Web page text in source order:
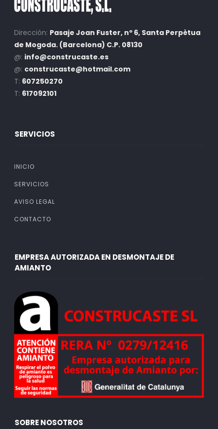
Dirección: Pasaje Joan Fuster, nº 6, Santa Perpètua
de Mogoda. (Barcelona) C.P. 08130
@: info@construcaste.es
@: construcaste@hotmail.com
T: 607250270
T: 617092101
SERVICIOS
INICIO
SERVICIOS
AVISO LEGAL
CONTACTO
EMPRESA AUTORIZADA EN DESMONTAJE DE
AMIANTO
SOBRE NOSOTROS